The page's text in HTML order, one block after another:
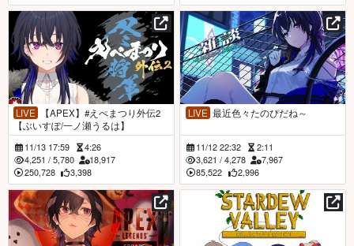
LIVE
【ぶいすぽ/一ノ瀬うるは】
11/13 17:59
4:26
4,251 / 5,780
18,917
250,728
3,398
LIVE 最近色々たのぴだね～
11/12 22:32
2:11
3,621 /4,278
7,967
85,522
2,996